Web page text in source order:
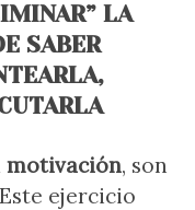
LA
SABER
motivación, son
ejercicio